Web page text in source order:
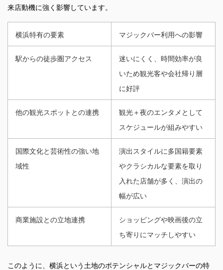
来店動機に強く影響しています。
横浜特有の要素 マジックバー利用への影響
駅からの徒歩圏アクセス
迷いにくく、時間効率が良
いため観光客や会社帰り層
に好評
他の観光スポットとの連携
観光＋夜のエンタメとして
スケジュールが組みやすい
国際文化と芸術性の強い地
域性
演出スタイルに多国籍要素
やクラシカルな要素を取り
入れた店舗が多く、演出の
幅が広い
商業施設との立地連携
ショッピングや映画後の立
ち寄りにマッチしやすい
このように、横浜という土地のポテンシャルとマジックバーの特